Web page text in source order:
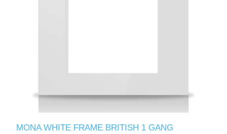
MONA WHITE FRAME BRITISH 1 GANG